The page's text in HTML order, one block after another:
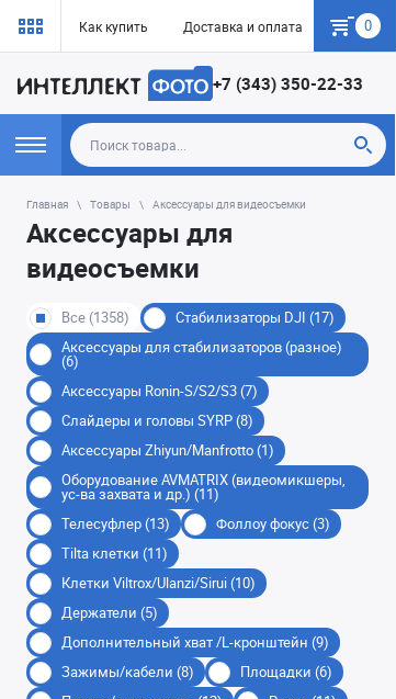
Как купить Доставка и оплата Гарантия
0
+7 (343) 350-22-33
Главная Товары Аксессуары для видеосъемки
Аксессуары для
видеосъемки
Все (1358)
Стабилизаторы DJI (17)
Аксессуары для стабилизаторов (разное)
(6)
Аксессуары Ronin-S/S2/S3 (7)
Слайдеры и головы SYRP (8)
Аксессуары Zhiyun/Manfrotto (1)
Оборудование AVMATRIX (видеомикшеры,
ус-ва захвата и др.) (11)
Телесуфлер (13)
Фоллоу фокус (3)
Tilta клетки (11)
Клетки Viltrox/Ulanzi/Sirui (10)
Держатели (5)
Дополнительный хват /L-кронштейн (9)
Зажимы/кабели (8)
Площадки (6)